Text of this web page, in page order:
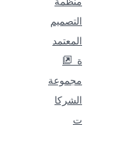
التصميم
المعتمد
مجموعة
الشركا